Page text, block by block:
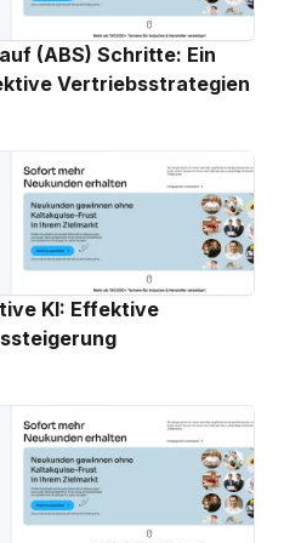
(ABS) Schritte: Ein
Vertriebsstrategien
KI: Effektive